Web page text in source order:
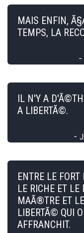
MAIS ENFIN,
TEMPS, LA
-
IL N'Y A
A LIBERTÃ©.
-
ENTRE LE
LE RICHE ET LE
MAÃ®TRE ET
LIBERTÃ© QUI
AFFRANCHIT.